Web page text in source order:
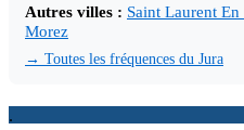
Autres villes : Saint Laurent
Morez
→ Toutes les fréquences du Jura
.